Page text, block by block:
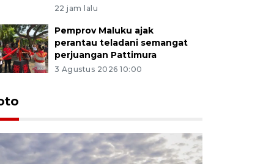
22 jam lalu
Pemprov Maluku ajak
perantau teladani semangat
perjuangan Pattimura
3 Agustus 2026 10:00